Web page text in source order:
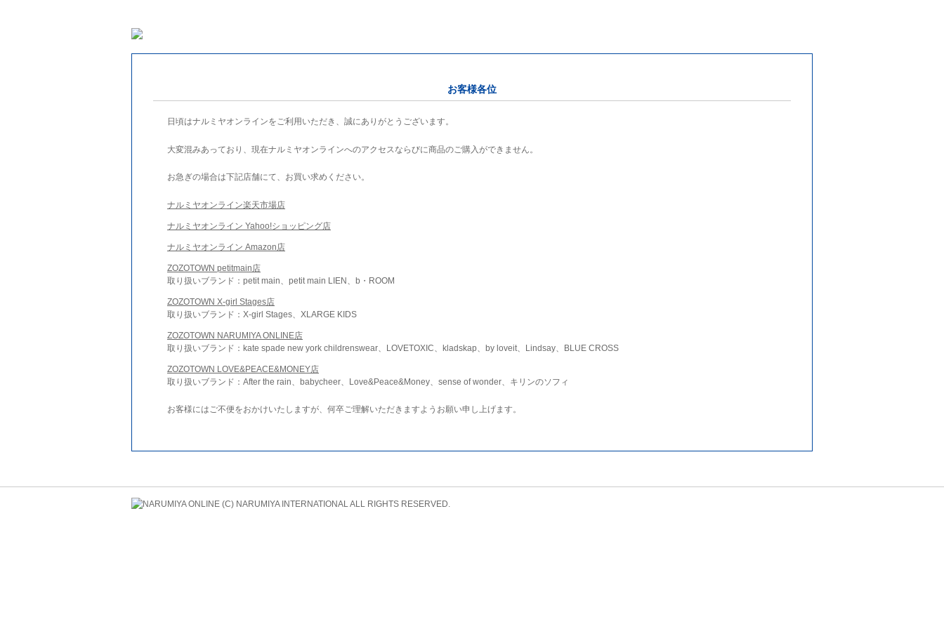
お客様各位
日頃はナルミヤオンラインをご利用いただき、誠にありがとうございます。
大変混みあっており、現在ナルミヤオンラインへのアクセスならびに商品のご購入ができません。
お急ぎの場合は下記店舗にて、お買い求めください。
ナルミヤオンライン楽天市場店
ナルミヤオンライン Yahoo!ショッピング店
ナルミヤオンライン Amazon店
ZOZOTOWN petitmain店
取り扱いブランド：petit main、petit main LIEN、b・ROOM
ZOZOTOWN X-girl Stages店
取り扱いブランド：X-girl Stages、XLARGE KIDS
ZOZOTOWN NARUMIYA ONLINE店
取り扱いブランド：kate spade new york childrenswear、LOVETOXIC、kladskap、by loveit、Lindsay、BLUE CROSS
ZOZOTOWN LOVE&PEACE&MONEY店
取り扱いブランド：After the rain、babycheer、Love&Peace&Money、sense of wonder、キリンのソフィ
お客様にはご不便をおかけいたしますが、何卒ご理解いただきますようお願い申し上げます。